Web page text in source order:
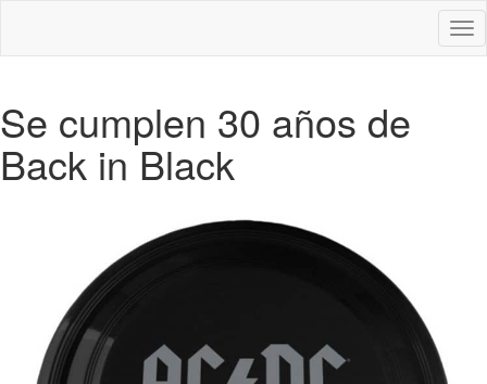
Se cumplen 30 años de
Back in Black